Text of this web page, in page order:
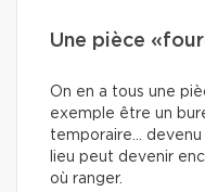
Une pièce
On en a tous une
exemple être un
temporaire…
lieu peut devenir
où ranger.